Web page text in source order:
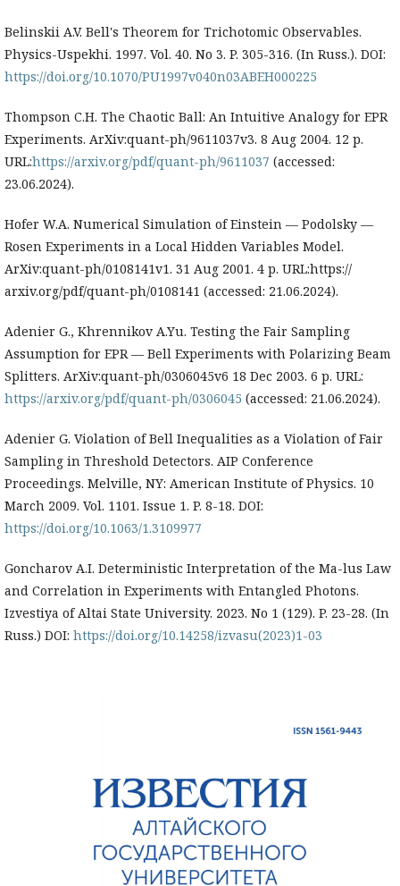
Belinskii A.V. Bell's Theorem for Trichotomic Observables.
Physics-Uspekhi. 1997. Vol. 40. No 3. P. 305-316. (In Russ.). DOI:
https://doi.org/10.1070/PU1997v040n03ABEH000225
Thompson C.H. The Chaotic Ball: An Intuitive Analogy for EPR
Experiments. ArXiv:quant-ph/9611037v3. 8 Aug 2004. 12 p.
URL:https://arxiv.org/pdf/quant-ph/9611037 (accessed:
23.06.2024).
Hofer W.A. Numerical Simulation of Einstein — Podolsky —
Rosen Experiments in a Local Hidden Variables Model.
ArXiv:quant-ph/0108141v1. 31 Aug 2001. 4 p. URL:https://
arxiv.org/pdf/quant-ph/0108141 (accessed: 21.06.2024).
Adenier G., Khrennikov A.Yu. Testing the Fair Sampling
Assumption for EPR — Bell Experiments with Polarizing Beam
Splitters. ArXiv:quant-ph/0306045v6 18 Dec 2003. 6 p. URL:
https://arxiv.org/pdf/quant-ph/0306045 (accessed: 21.06.2024).
Adenier G. Violation of Bell Inequalities as a Violation of Fair
Sampling in Threshold Detectors. AIP Conference
Proceedings. Melville, NY: American Institute of Physics. 10
March 2009. Vol. 1101. Issue 1. P. 8-18. DOI:
https://doi.org/10.1063/1.3109977
Goncharov A.I. Deterministic Interpretation of the Ma-lus Law
and Correlation in Experiments with Entangled Photons.
Izvestiya of Altai State University. 2023. No 1 (129). P. 23-28. (In
Russ.) DOI: https://doi.org/10.14258/izvasu(2023)1-03